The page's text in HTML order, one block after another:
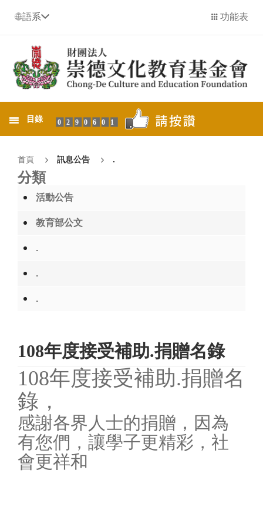
語系 功能表
目錄 0290601
首頁 訊息公告 .
分類
活動公告
教育部公文
.
.
.
108年度接受補助.捐贈名錄
108年度接受補助.捐贈名
錄，
感謝各界人士的捐贈，因為
有您們，讓學子更精彩，社
會更祥和